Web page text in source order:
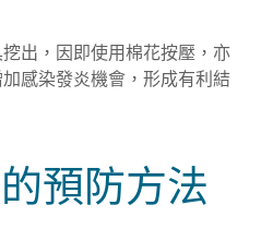
出，因即使用棉花按壓，亦
感染發炎機會，形成有利結
預防方法